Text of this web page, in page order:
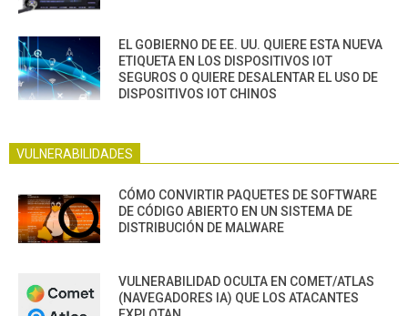
EL GOBIERNO DE EE. UU. QUIERE ESTA NUEVA
ETIQUETA EN LOS DISPOSITIVOS IOT
SEGUROS O QUIERE DESALENTAR EL USO DE
DISPOSITIVOS IOT CHINOS
VULNERABILIDADES
CÓMO CONVIRTIR PAQUETES DE SOFTWARE
DE CÓDIGO ABIERTO EN UN SISTEMA DE
DISTRIBUCIÓN DE MALWARE
VULNERABILIDAD OCULTA EN COMET/ATLAS
(NAVEGADORES IA) QUE LOS ATACANTES